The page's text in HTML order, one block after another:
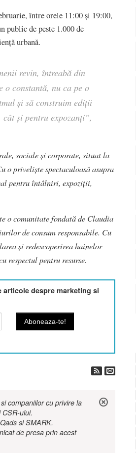
între orele 11:00 și 19:00,
public de peste 1.000 de
urbană.
revin, întreabă din
o constantă, nu ca pe o
și să construim ediții
și pentru expozanți”,
sociale și corporate, situat la
priveliște spectaculoasă asupra
pentru întâlniri, expoziții,
o comunitate fondată de Claudia
de consum responsabile. Cu
și redescoperirea hainelor
respectul pentru resurse.
articole despre marketing si
companiilor cu privire la
ului.
si SMARK.
de presa prin acest